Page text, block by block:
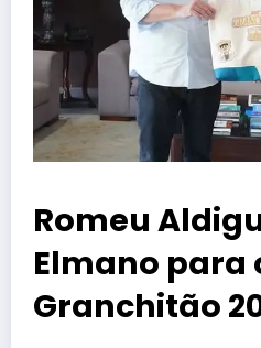
Romeu
Elmano para
Granchitão